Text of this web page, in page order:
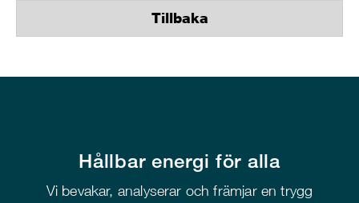
Tillbaka
Hållbar energi för alla
Vi bevakar, analyserar och främjar en trygg